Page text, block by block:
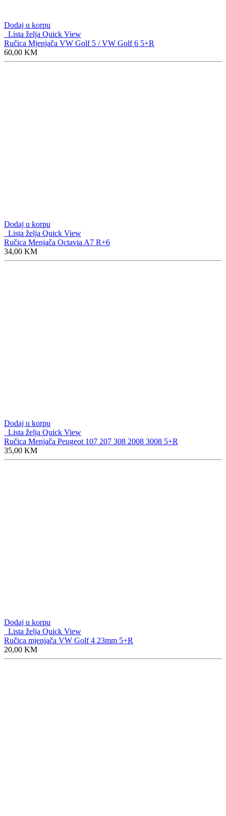
Dodaj u korpu
Lista želja Quick View
Ručica Mjenjača VW Golf 5 / VW Golf 6 5+R
60,00 KM
Dodaj u korpu
Lista želja Quick View
Ručica Menjača Octavia A7 R+6
34,00 KM
Dodaj u korpu
Lista želja Quick View
Ručica Menjača Peugeot 107 207 308 2008 3008 5+R
35,00 KM
Dodaj u korpu
Lista želja Quick View
Ručica mjenjača VW Golf 4 23mm 5+R
20,00 KM